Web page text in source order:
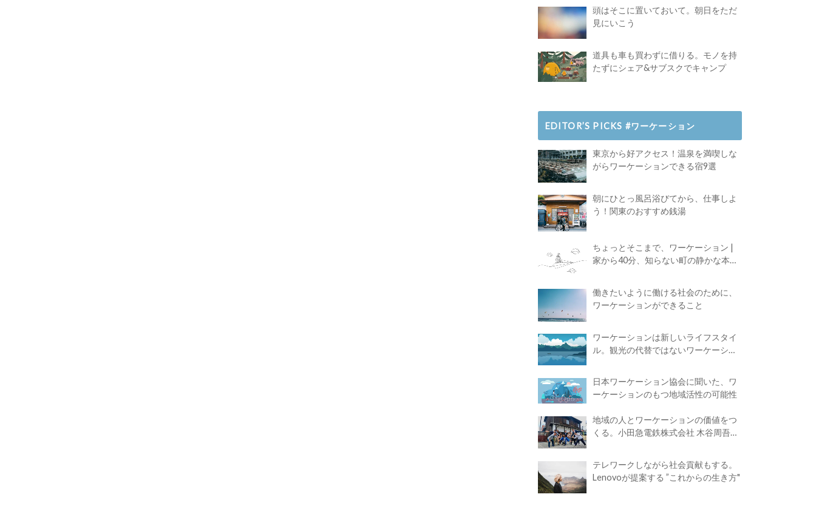
頭はそこに置いておいて。朝日をただ
見にいこう
道具も車も買わずに借りる。モノを持
たずにシェア&サブスクでキャンプ
EDITOR’S PICKS #ワーケーション
東京から好アクセス！温泉を満喫しな
がらワーケーションできる宿9選
朝にひとっ風呂浴びてから、仕事しよ
う！関東のおすすめ銭湯
ちょっとそこまで、ワーケーション |
家から40分、知らない町の静かな本屋
働きたいように働ける社会のために、
ワーケーションができること
ワーケーションは新しいライフスタイ
ル。観光の代替ではないワーケーショ
日本ワーケーション協会に聞いた、ワ
ーケーションのもつ地域活性の可能性
地域の人とワーケーションの価値をつ
くる。小田急電鉄株式会社 木谷周吾さ
テレワークしながら社会貢献もする。
Lenovoが提案する ”これからの生き方"